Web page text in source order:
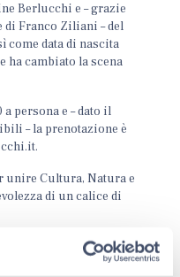
Berlucchi e – grazie
Franco Ziliani – del
data di nascita
ha cambiato la scena
persona e – dato il
– la prenotazione è
unire Cultura, Natura e
di un calice di